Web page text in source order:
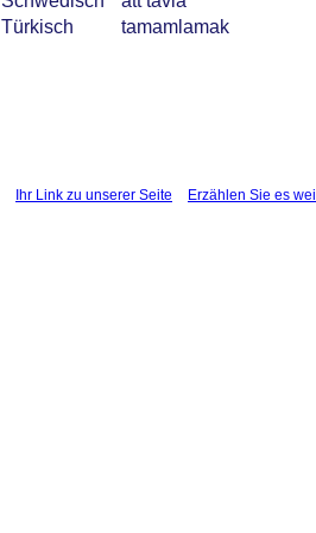
Türkisch
tamamlamak
Ihr Link zu unserer Seite Erzählen Sie es